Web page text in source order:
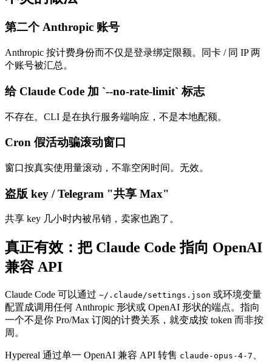
第二个 Anthropic 账号
Anthropic 按计费身份而不仅是登录绑定限额。同卡 / 同 IP 两
个账号被汇总。
给 Claude Code 加 `--no-rate-limit` 标志
不存在。CLI 是在执行服务端响应，不是本地配额。
Cron 假活动骗滚动窗口
窗口按真实使用量滚动，不靠空闲时间。无效。
盗版 key / Telegram "共享 Max"
共享 key 几小时内被吊销，卖家也跑了。
真正有效：把 Claude Code 指向 OpenAI
兼容 API
Claude Code 可以通过 ~/.claude/settings.json 或环境变量
配置成调用任何 Anthropic 形状或 OpenAI 形状的端点。指向
一个不是你 Pro/Max 订阅的计费关系，就变成按 token 而非按
周。
Hypereal 通过单一 OpenAI 兼容 API 转售 claude-opus-4-7